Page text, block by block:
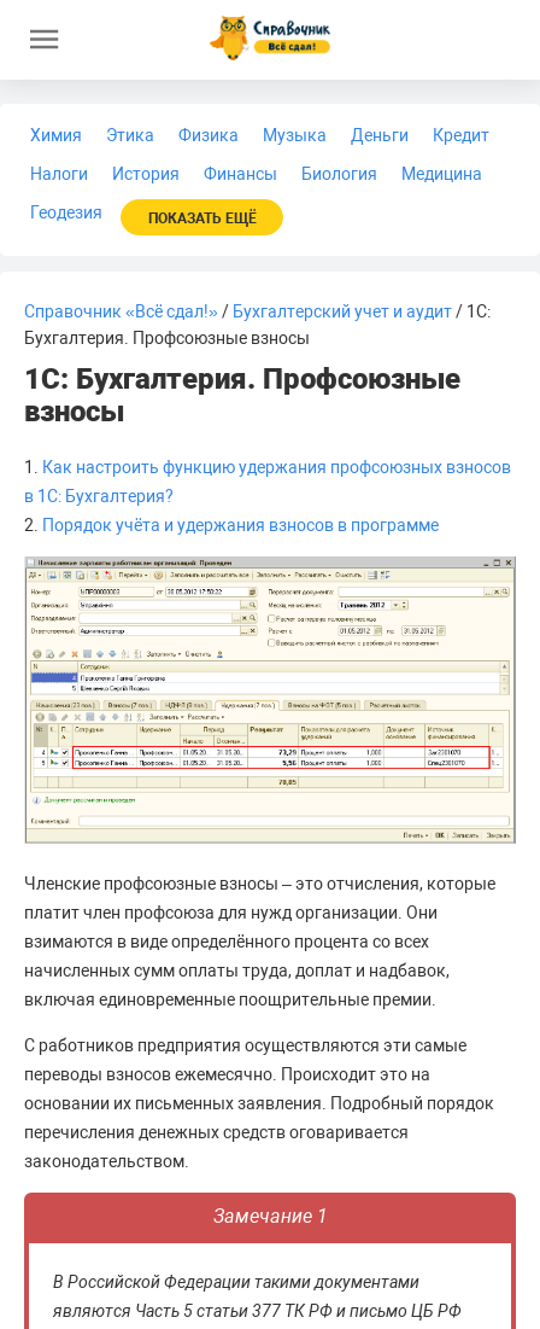
Химия Этика Физика Музыка Деньги
Кредит
Налоги
История Финансы Биология
Медицина
Геодезия
ПОКАЗАТЬ ЕЩЁ
Справочник «Всё сдал!»/ Бухгалтерский учет и аудит/ 1С:
Бухгалтерия. Профсоюзные взносы
1С: Бухгалтерия. Профсоюзные
взносы
1.
Как настроить функцию удержания профсоюзных взносов
в 1С: Бухгалтерия?
2.
Порядок учёта и удержания взносов в программе
Членские профсоюзные взносы – это отчисления, которые
платит член профсоюза для нужд организации. Они
взимаются в виде определённого процента со всех
начисленных сумм оплаты труда, доплат и надбавок,
включая единовременные поощрительные премии.
С работников предприятия осуществляются эти самые
переводы взносов ежемесячно. Происходит это на
основании их письменных заявления. Подробный порядок
перечисления денежных средств оговаривается
законодательством.
Замечание 1
В Российской Федерации такими документами
являются Часть 5 статьи 377 ТК РФ и письмо ЦБ РФ